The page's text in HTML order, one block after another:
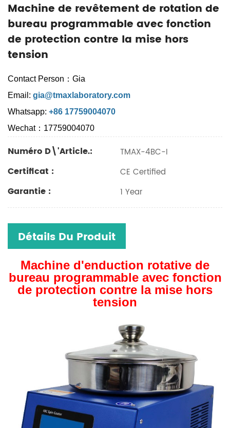
Machine de revêtement de rotation de
bureau programmable avec fonction
de protection contre la mise hors
tension
Contact Person：Gia
Email: gia@tmaxlaboratory.com
Whatsapp: +86 17759004070
Wechat：17759004070
Numéro D\'article.: TMAX-4BC-I
Certificat : CE Certified
Garantie : 1 Year
Détails Du Produit
Machine d'enduction rotative de
bureau programmable avec fonction
de protection contre la mise hors
tension